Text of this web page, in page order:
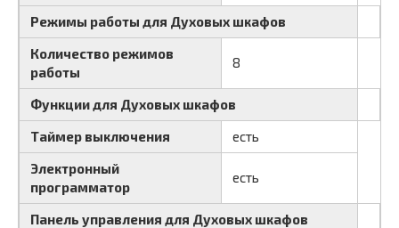
Режимы работы для Духовых шкафов
Количество режимов
работы
8
Функции для Духовых шкафов
Таймер выключения
есть
Электронный
программатор
есть
Панель управления для Духовых шкафов